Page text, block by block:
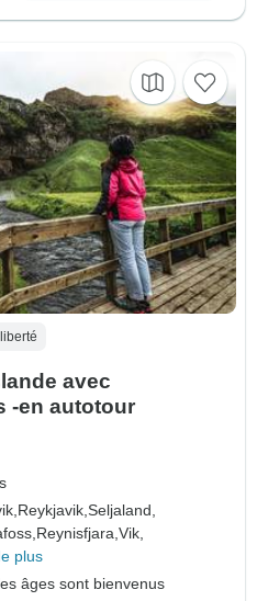
avec
-en autotour
Reykjavik,Seljaland,
Reynisfjara,Vik,
plus
âges sont bienvenus